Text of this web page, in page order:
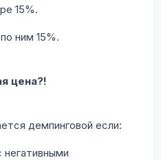
15%.
ним 15%.
цена?!
демпинговой если:
негативными